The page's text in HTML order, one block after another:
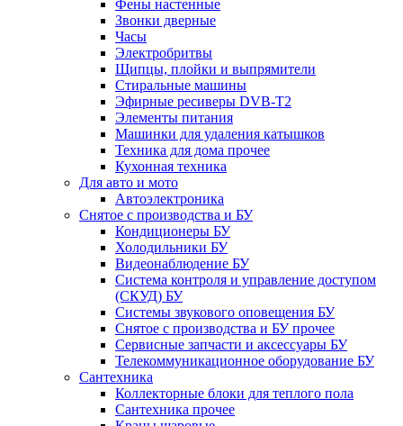
Фены настенные
Звонки дверные
Часы
Электробритвы
Щипцы, плойки и выпрямители
Стиральные машины
Эфирные ресиверы DVB-T2
Элементы питания
Машинки для удаления катышков
Техника для дома прочее
Кухонная техника
Для авто и мото
Автоэлектроника
Снятое с производства и БУ
Кондиционеры БУ
Холодильники БУ
Видеонаблюдение БУ
Система контроля и управление доступом
(СКУД) БУ
Системы звукового оповещения БУ
Снятое с производства и БУ прочее
Сервисные запчасти и аксессуары БУ
Телекоммуникационное оборудование БУ
Сантехника
Коллекторные блоки для теплого пола
Сантехника прочее